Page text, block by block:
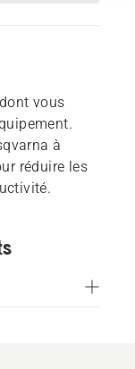
vous
à
réduire les